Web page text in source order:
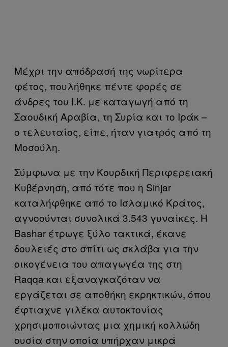
Μέχρι την απόδρασή της νωρίτερα
φέτος, πουλήθηκε πέντε φορές σε
άνδρες του Ι.Κ. με καταγωγή από τη
Σαουδική Αραβία, τη Συρία και το Ιράκ –
ο τελευταίος, είπε, ήταν γιατρός από τη
Μοσούλη.
Σύμφωνα με την Κουρδική Περιφερειακή
Κυβέρνηση, από τότε που η Sinjar
καταλήφθηκε από το Ισλαμικό Κράτος,
αγνοούνται συνολικά 3.543 γυναίκες. Η
Bashar έτρωγε ξύλο τακτικά, έκανε
δουλειές στο σπίτι ως σκλάβα για την
οικογένεια του απαγωγέα της στη
Raqqa και εξαναγκαζόταν να
εργάζεται σε αποθήκη εκρηκτικών, όπου
έφτιαχνε γιλέκα αυτοκτονίας
χρησιμοποιώντας μια χημική κολλώδη
ουσία στην οποία υπήρχαν μικρά